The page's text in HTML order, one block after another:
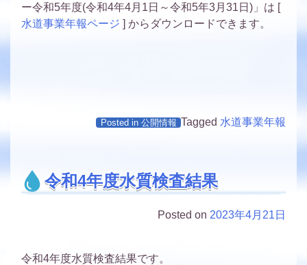
ー令和5年度(令和4年4月1日～令和5年3月31日)」は [
水道事業年報ページ ] からダウンロードできます。
Posted in 公開情報 Tagged 水道事業年報
令和4年度水質検査結果
Posted on 2023年4月21日
令和4年度水質検査結果です。